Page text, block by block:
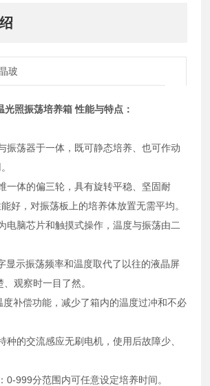
玻
光照振荡培养箱 性能与特点：
振荡器于一体，既可静态培养、也可作动
一体的偏三轮，具有旋转平稳、坚固耐
好，对振荡板上的培养体放置无需平均。
电脑芯片和触摸式操作，温度与振荡由二
显示振荡频率和温度取代了以往的液晶屏
观察时一目了然。
度补偿功能，减少了箱内的温度过冲和不必
种的交流感应无刷电机，使用后故障少、
0-999分范围内可任意设定培养时间。